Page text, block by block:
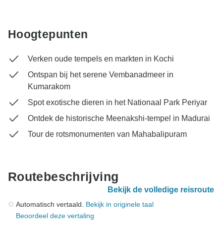
Hoogtepunten
Verken oude tempels en markten in Kochi
Ontspan bij het serene Vembanadmeer in
Kumarakom
Spot exotische dieren in het Nationaal Park Periyar
Ontdek de historische Meenakshi-tempel in Madurai
Tour de rotsmonumenten van Mahabalipuram
Routebeschrijving
Bekijk de volledige reisroute
Automatisch vertaald. Bekijk in originele taal
Beoordeel deze vertaling